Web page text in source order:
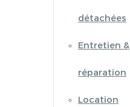
détachées
Entretien &
réparation
Location